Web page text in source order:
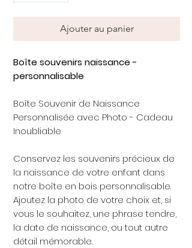
Ajouter au panier
Boîte souvenirs naissance -
personnalisable
Boîte Souvenir de Naissance
Personnalisée avec Photo - Cadeau
Inoubliable
Conservez les souvenirs précieux de
la naissance de votre enfant dans
notre boîte en bois personnalisable.
Ajoutez la photo de votre choix et, si
vous le souhaitez, une phrase tendre,
la date de naissance, ou tout autre
détail mémorable.